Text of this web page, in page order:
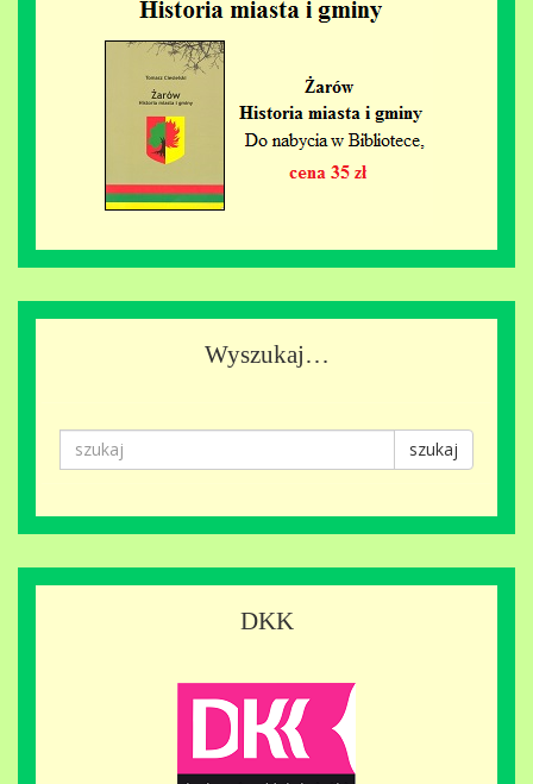
Wyszukaj…
szukaj
DKK